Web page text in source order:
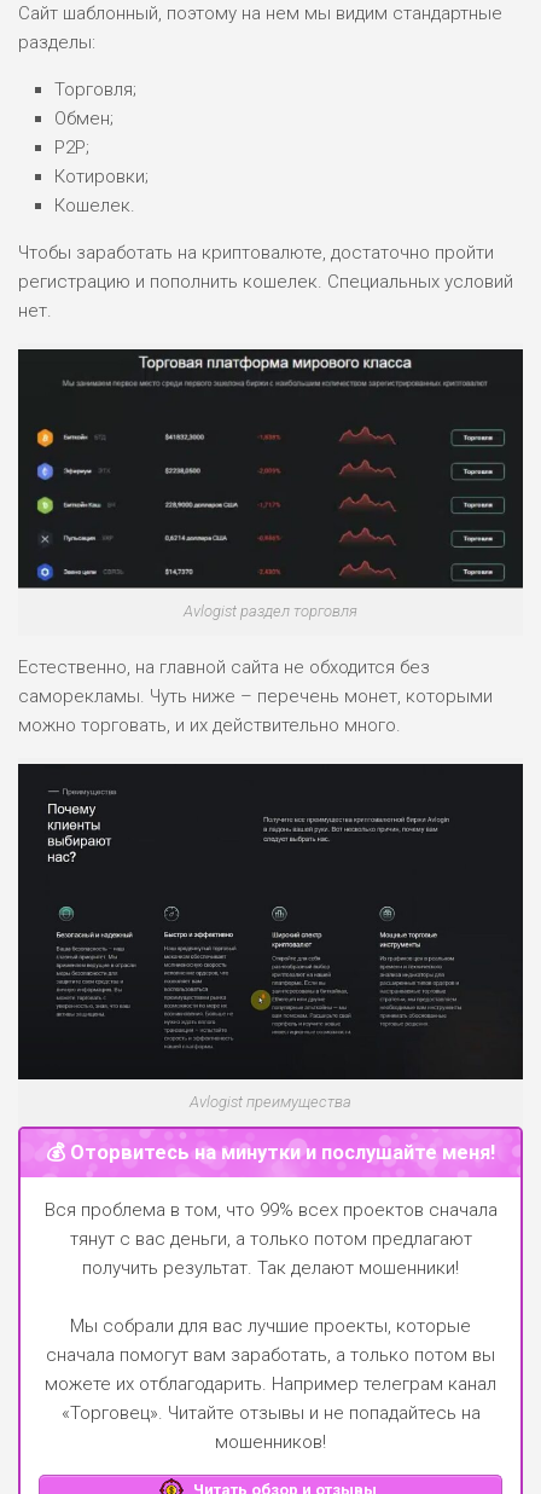
ПОДОЙДЕТ
0
ДОХОД: ВЫСОКИЙ
БЮДЖЕТ: ВЫСОКИЙ
РИСКИ: СРЕДНИЕ
ДОХОД: ВЫСОКИЙ
ПОДОЙДЕТ
РИСКИ: НИЗКИЕ
ДОХОД: НИЗКИЙ
ПОДОЙДЕТ
ВСЕМ
0
БЮДЖЕТ: НИЗКИЙ
ОБЗОР
Сайт шаблонный, поэтому на нем мы видим стандартные
разделы:
Торговля;
Обмен;
P2P;
Котировки;
Кошелек.
Чтобы заработать на криптовалюте, достаточно пройти
регистрацию и пополнить кошелек. Специальных условий
нет.
Avlogist раздел торговля
Естественно, на главной сайта не обходится без
саморекламы. Чуть ниже – перечень монет, которыми
можно торговать, и их действительно много.
Avlogist преимущества
💰 Оторвитесь на минутки и послушайте меня!
Вся проблема в том, что 99% всех проектов сначала
тянут с вас деньги, а только потом предлагают
получить результат. Так делают мошенники!
Мы собрали для вас лучшие проекты, которые
сначала помогут вам заработать, а только потом вы
можете их отблагодарить. Например телеграм канал
«Торговец». Читайте отзывы и не попадайтесь на
мошенников!
Читать обзор и отзывы